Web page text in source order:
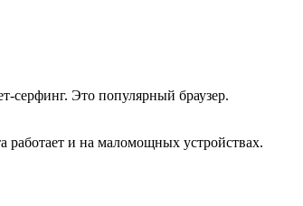
серфинг. Это популярный браузер.
работает и на маломощных устройствах.